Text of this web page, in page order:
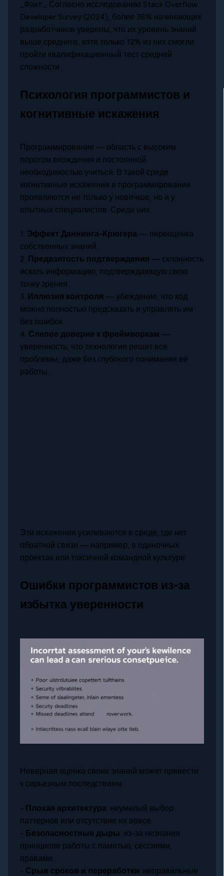
_Факт:_ Согласно исследованию Stack Overflow
Developer Survey (2024), более 38% начинающих
разработчиков уверены, что их уровень знаний
выше среднего, хотя только 12% из них смогли
пройти квалификационный тест средней
сложности.
Психология программистов и
когнитивные искажения
Программирование — область с высоким
порогом вхождения и постоянной
необходимостью учиться. В такой среде
когнитивные искажения в программировании
проявляются не только у новичков, но и у
опытных специалистов. Среди них:
1. Эффект Даннинга-Крюгера — переоценка
собственных знаний.
2. Предвзятость подтверждения — склонность
искать информацию, подтверждающую свою
точку зрения.
3. Иллюзия контроля — убеждение, что код
можно полностью предсказать и управлять им
без ошибок.
4. Слепое доверие к фреймворкам —
уверенность, что технология решит все
проблемы, даже без глубокого понимания её
работы.
Эти искажения усиливаются в среде, где нет
обратной связи — например, в одиночных
проектах или токсичной командной культуре.
Ошибки программистов из-за
избытка уверенности
Неверная оценка своих знаний может привести
к серьезным последствиям:
- Плохая архитектура: неумелый выбор
паттернов или отсутствие их вовсе.
- Безопасностные дыры: из-за незнания
принципов работы с памятью, сессиями,
правами.
- Срыв сроков и переработки: неправильные